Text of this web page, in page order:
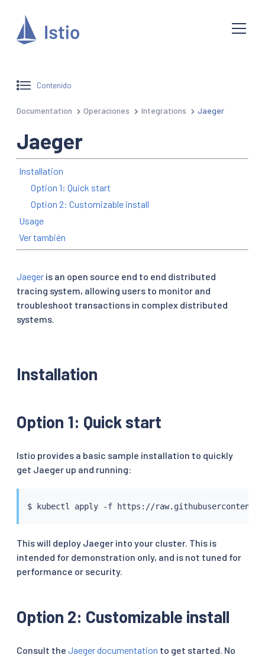
Contenido
Documentation Operaciones Integrations Jaeger
Jaeger
Installation
Option 1: Quick start
Option 2: Customizable install
Usage
Ver también
Jaeger is an open source end to end distributed
tracing system, allowing users to monitor and
troubleshoot transactions in complex distributed
systems.
Installation
Option 1: Quick start
Istio provides a basic sample installation to quickly
get Jaeger up and running:
$ kubectl
This will deploy Jaeger into your cluster. This is
intended for demonstration only, and is not tuned for
performance or security.
Option 2: Customizable install
Consult the Jaeger documentation to get started. No